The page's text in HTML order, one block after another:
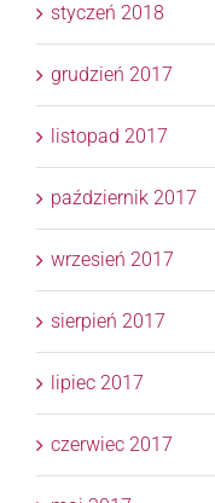
styczeń 2018
grudzień 2017
listopad 2017
październik 2017
wrzesień 2017
sierpień 2017
lipiec 2017
czerwiec 2017